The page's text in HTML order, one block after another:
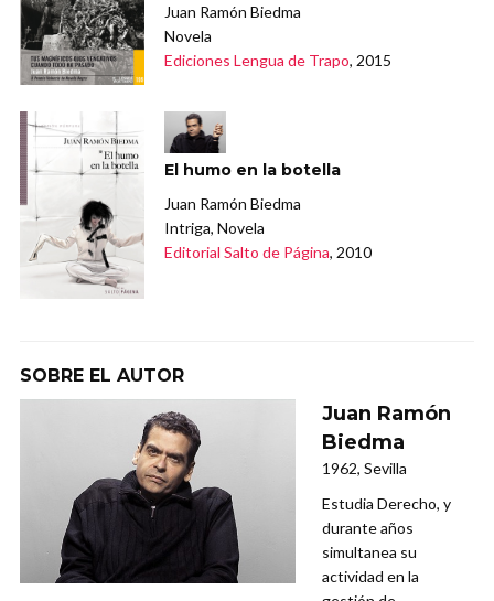
Juan Ramón Biedma
Novela
Ediciones Lengua de Trapo, 2015
El humo en la botella
Juan Ramón Biedma
Intriga, Novela
Editorial Salto de Página, 2010
SOBRE EL AUTOR
Juan Ramón
Biedma
1962, Sevilla
Estudia Derecho, y
durante años
simultanea su
actividad en la